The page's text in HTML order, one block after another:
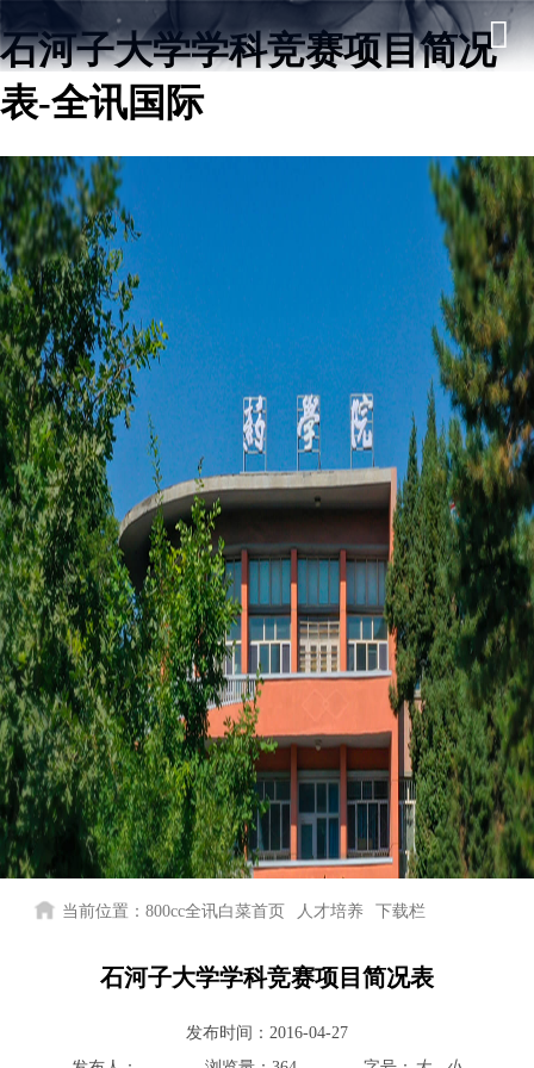
石河子大学学科竞赛项目简况
表-全讯国际
当前位置：800cc全讯白菜首页 人才培养 下载栏
石河子大学学科竞赛项目简况表
发布时间： 2016-04-27